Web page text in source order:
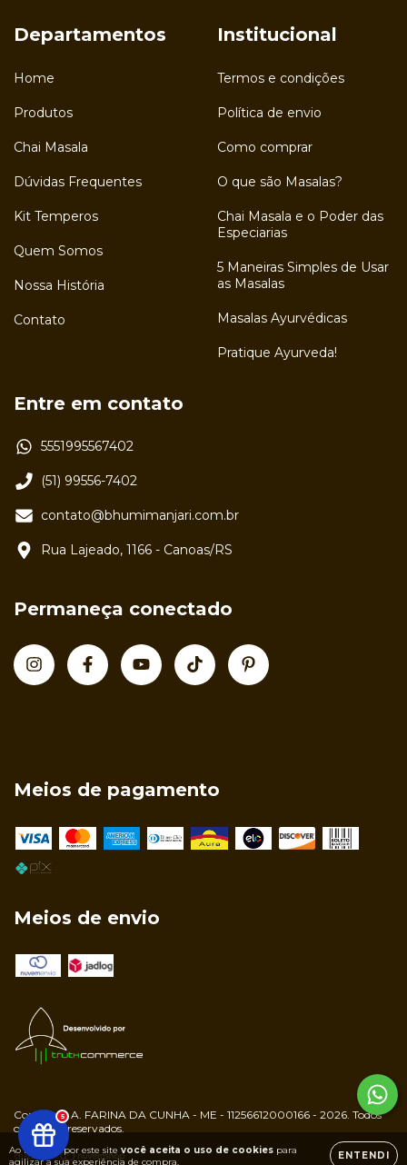
Ao navegar por este site você aceita o uso de cookies para
agilizar a sua experiência de compra.
ENTENDI
Departamentos
Home
Produtos
Chai Masala
Dúvidas Frequentes
Kit Temperos
Quem Somos
Nossa História
Contato
Institucional
Termos e condições
Política de envio
Como comprar
O que são Masalas?
Chai Masala e o Poder das
Especiarias
5 Maneiras Simples de Usar
as Masalas
Masalas Ayurvédicas
Pratique Ayurveda!
Entre em contato
5551995567402
(51) 99556-7402
contato@bhumimanjari.com.br
Rua Lajeado, 1166 - Canoas/RS
Permaneça conectado
Meios de pagamento
Meios de envio
Copyright A. FARINA DA CUNHA - ME - 11256612000166 - 2026. Todos
os direitos reservados.
5